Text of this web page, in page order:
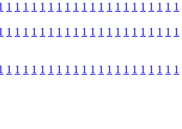
1 1 1 1 1 1 1 1 1 1 1 1 1 1 1 1 1 1 1 1 1
1 1 1 1 1 1 1 1 1 1 1 1 1 1 1 1 1 1 1 1 1
1 1 1 1 1 1 1 1 1 1 1 1 1 1 1 1 1 1 1 1 1